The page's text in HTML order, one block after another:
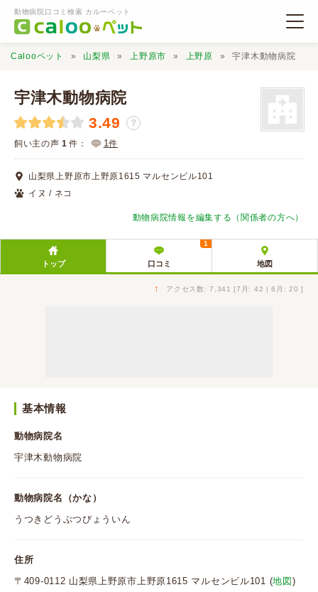
動物病院口コミ検索 カルーペット
動物病院検索
口コミ検索
口コミ投稿
Calooペット 山梨県 上野原市 上野原 宇津木動物病院
宇津木動物病院
3.49 ？
飼い主の声 1 件： 1件
山梨県上野原市上野原1615 マルセンビル101
イヌ / ネコ
動物病院情報を編集する（関係者の方へ）
トップ 口コミ
1
地図
↑ アクセス数: 7,341 [7月: 42 | 6月: 20 ]
基本情報
動物病院名
宇津木動物病院
動物病院名（かな）
うつきどうぶつびょういん
住所
〒409-0112 山梨県上野原市上野原1615 マルセンビル101 (地図 )